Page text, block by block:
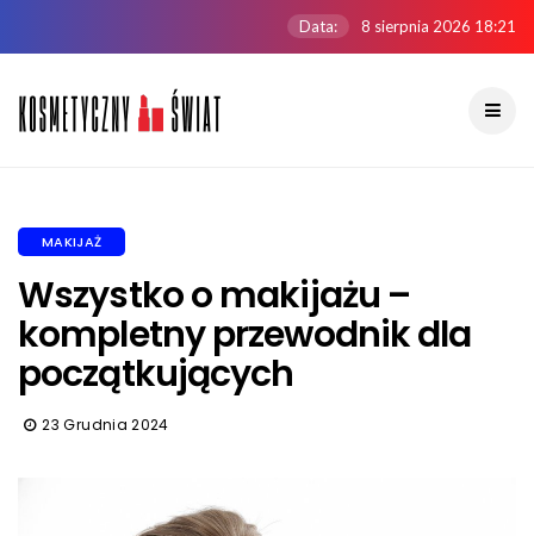
Data: 8 sierpnia 2026 18:21
MAKIJAŻ
Wszystko o makijażu –
kompletny przewodnik dla
początkujących
23 Grudnia 2024